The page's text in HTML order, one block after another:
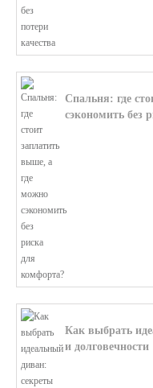
Спальня: где
сэкономить без
Как выбрать
и долговечности